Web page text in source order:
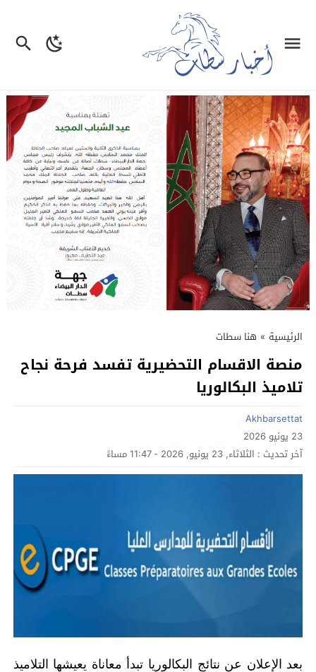
الرئيسية » هنا سطات
منصة الاقسام التحضيرية تفسد فرحة نجاح
تلاميذ البكالوريا
Akhbarsettat
23 يونيو 2026
آخر تحديث : الثلاثاء, 23 يونيو, 2026 - 11:47 مساءً
بعد الإعلان عن نتائج البكالوريا تبدأ معاناة يعيشها التلاميذ